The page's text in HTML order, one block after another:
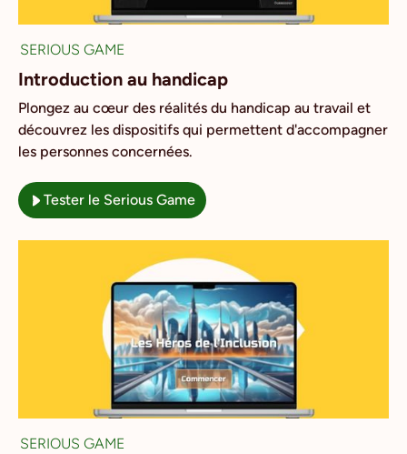
SERIOUS GAME
Introduction au handicap
Plongez au cœur des réalités du handicap au travail et
découvrez les dispositifs qui permettent d'accompagner
les personnes concernées.
Tester le Serious Game
SERIOUS GAME